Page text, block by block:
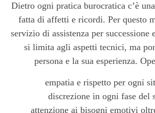
Dietro ogni pratica burocratica c’è
fatta di affetti e ricordi. Per questo
servizio di assistenza per successione
si limita agli aspetti tecnici, ma
persona e la sua esperienza.
empatia e rispetto per ogni
discrezione in ogni fase del
attenzione ai bisogni emotivi